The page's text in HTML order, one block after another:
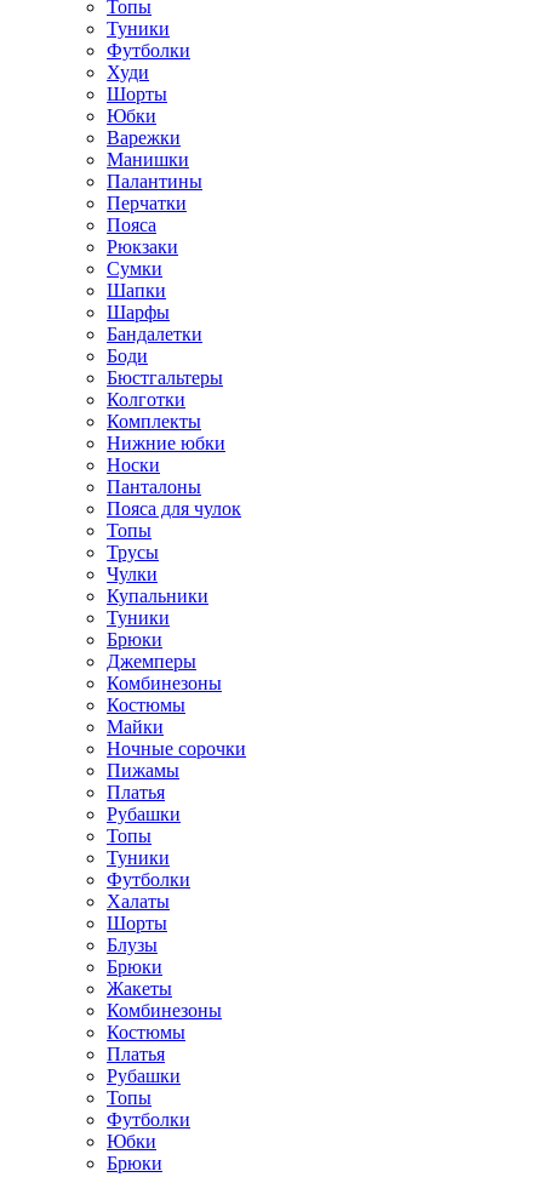
Топы
Туники
Футболки
Худи
Шорты
Юбки
Варежки
Манишки
Палантины
Перчатки
Пояса
Рюкзаки
Сумки
Шапки
Шарфы
Бандалетки
Боди
Бюстгальтеры
Колготки
Комплекты
Нижние юбки
Носки
Панталоны
Поясa для чулок
Топы
Трусы
Чулки
Купальники
Туники
Брюки
Джемперы
Комбинезоны
Костюмы
Майки
Ночные сорочки
Пижамы
Платья
Рубашки
Топы
Туники
Футболки
Халаты
Шорты
Блузы
Брюки
Жакеты
Комбинезоны
Костюмы
Платья
Рубашки
Топы
Футболки
Юбки
Брюки